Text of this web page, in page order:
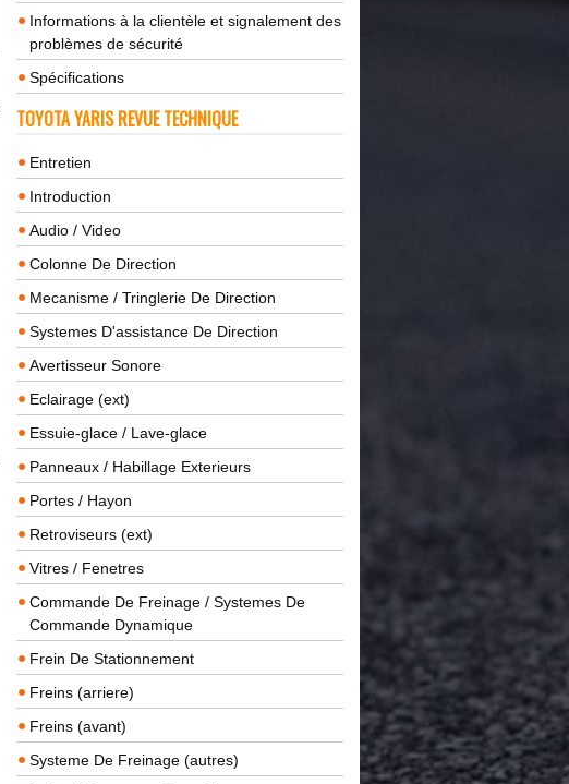
Informations à la clientèle et signalement des
problèmes de sécurité
Spécifications
TOYOTA YARIS REVUE TECHNIQUE
Entretien
Introduction
Audio / Video
Colonne De Direction
Mecanisme / Tringlerie De Direction
Systemes D'assistance De Direction
Avertisseur Sonore
Eclairage (ext)
Essuie-glace / Lave-glace
Panneaux / Habillage Exterieurs
Portes / Hayon
Retroviseurs (ext)
Vitres / Fenetres
Commande De Freinage / Systemes De
Commande Dynamique
Frein De Stationnement
Freins (arriere)
Freins (avant)
Systeme De Freinage (autres)